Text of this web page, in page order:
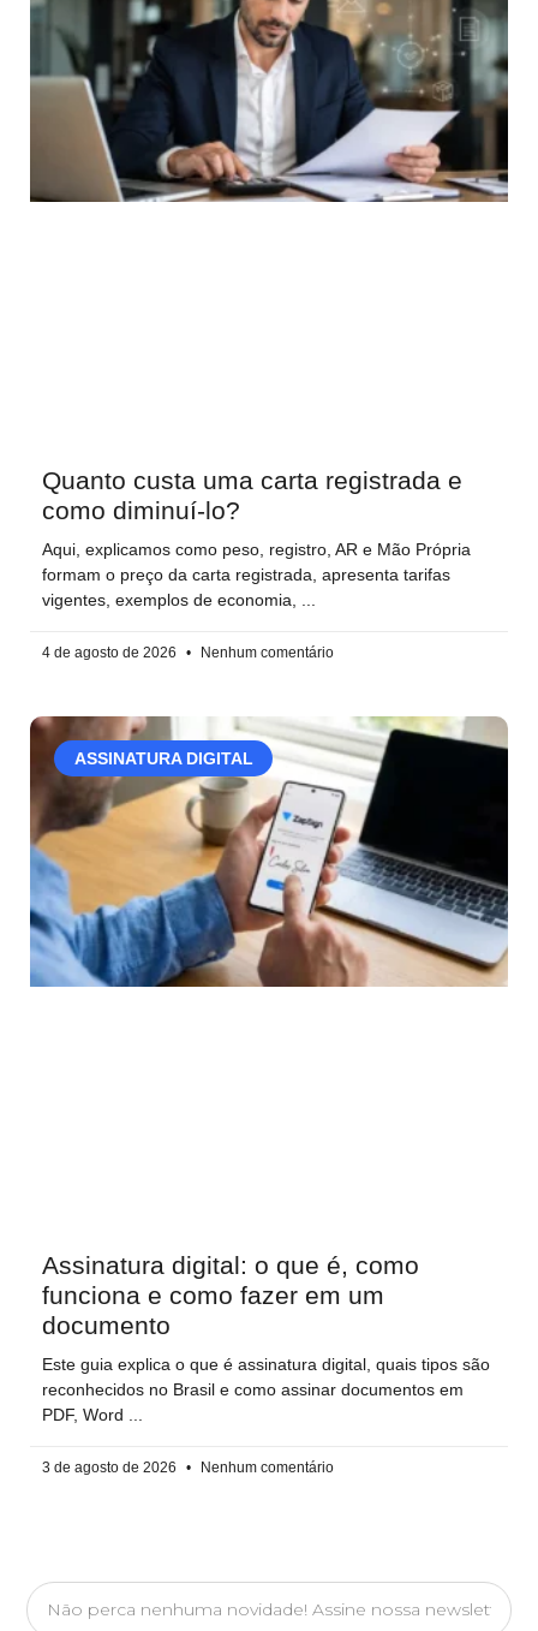
Quanto custa uma carta registrada e
como diminuí-lo?
Aqui, explicamos como peso, registro, AR e Mão Própria
formam o preço da carta registrada, apresenta tarifas
vigentes, exemplos de economia,
4 de agosto de 2026 Nenhum comentário
ASSINATURA DIGITAL
Assinatura digital: o que é, como
funciona e como fazer em um
documento
Este guia explica o que é assinatura digital, quais tipos são
reconhecidos no Brasil e como assinar documentos em
PDF, Word
3 de agosto de 2026 Nenhum comentário